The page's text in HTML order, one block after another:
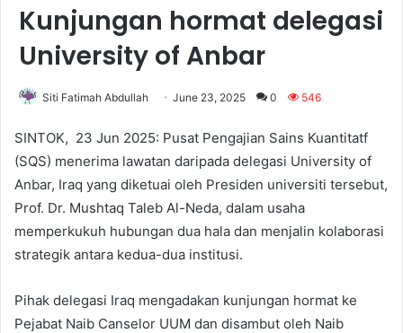
Kunjungan hormat delegasi
University of Anbar
Siti Fatimah Abdullah June 23, 2025 0 546
SINTOK, 23 Jun 2025: Pusat Pengajian Sains Kuantitatf
(SQS) menerima lawatan daripada delegasi University of
Anbar, Iraq yang diketuai oleh Presiden universiti tersebut,
Prof. Dr. Mushtaq Taleb Al-Neda, dalam usaha
memperkukuh hubungan dua hala dan menjalin kolaborasi
strategik antara kedua-dua institusi.
Pihak delegasi Iraq mengadakan kunjungan hormat ke
Pejabat Naib Canselor UUM dan disambut oleh Naib